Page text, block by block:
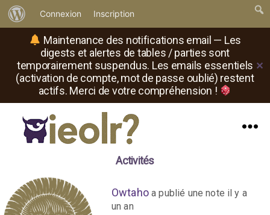
Maintenance des notifications email — Les
digests et alertes de tables / parties sont
temporairement suspendus. Les emails essentiels
(activation de compte, mot de passe oublié) restent
actifs. Merci de votre compréhension !
✕
propos
de
WordPress
Connexion Inscription
le
rôliste
Activités
Owtahoa publié une note il y a
un an